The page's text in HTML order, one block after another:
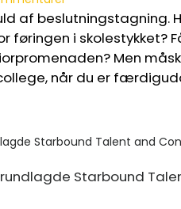
af beslutningstagning.
føringen i skolestykket?
Men
når du er
Starbound